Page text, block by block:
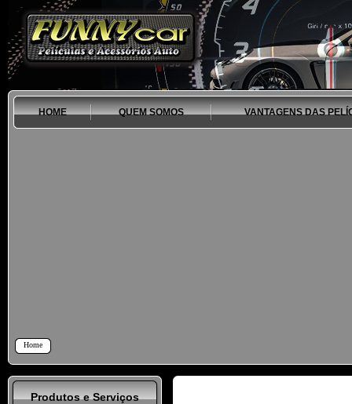
HOME QUEM SOMOS VANTAGENS DAS
Home
Produtos e Serviços